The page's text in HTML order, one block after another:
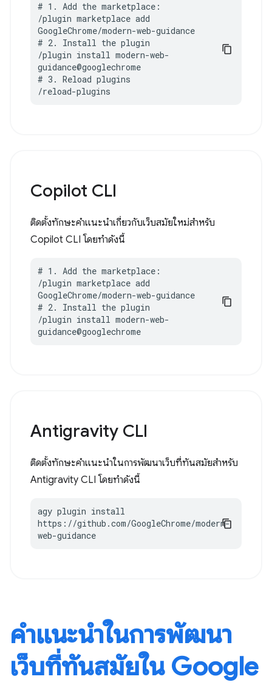
# 1. Add the marketplace:
/plugin marketplace add
GoogleChrome/modern-web-guidance
# 2. Install the plugin
/plugin install modern-web-
guidance@googlechrome
# 3. Reload plugins
/reload-plugins
Copilot CLI
ติดตั้งทักษะคำแนะนำเกี่ยวกับเว็บสมัยใหม่สำหรับ
Copilot CLI โดยทำดังนี้
# 1. Add the marketplace:
/plugin marketplace add
GoogleChrome/modern-web-guidance
# 2. Install the plugin
/plugin install modern-web-
guidance@googlechrome
Antigravity CLI
ติดตั้งทักษะคำแนะนำในการพัฒนาเว็บที่ทันสมัยสำหรับ
Antigravity CLI โดยทำดังนี้
agy plugin install
https://github.com/GoogleChrome/modern-
web-guidance
คำแนะนำในการพัฒนา
เว็บที่ทันสมัยใน Google